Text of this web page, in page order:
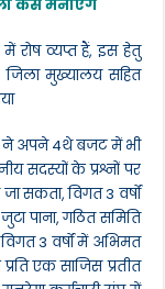
कैसे मनाएंगे
रोष व्यप्त हैं, इस हेतु
मुख्यालय सहित
ने अपने 4थे बजट में भी
सदस्यों के प्रश्नों पर
सकता, विगत 3 वर्षों
पाना, गठित समिति
3 वर्षों में अभिमत
एक साजिस प्रतीत